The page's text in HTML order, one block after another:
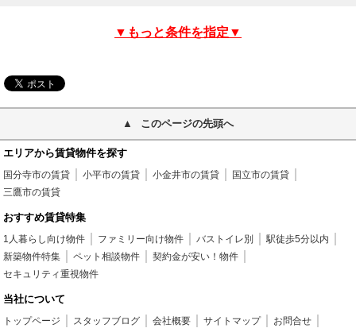
▼もっと条件を指定▼
このページの先頭へ
エリアから賃貸物件を探す
国分寺市の賃貸 小平市の賃貸 小金井市の賃貸
国立市の賃貸
三鷹市の賃貸
おすすめ賃貸特集
1人暮らし向け物件 ファミリー向け物件 バストイレ別
駅徒歩5分以内
新築物件特集
ペット相談物件
契約金が安い！物件
セキュリティ重視物件
当社について
トップページ スタッフブログ 会社概要 サイトマップ
お問合せ